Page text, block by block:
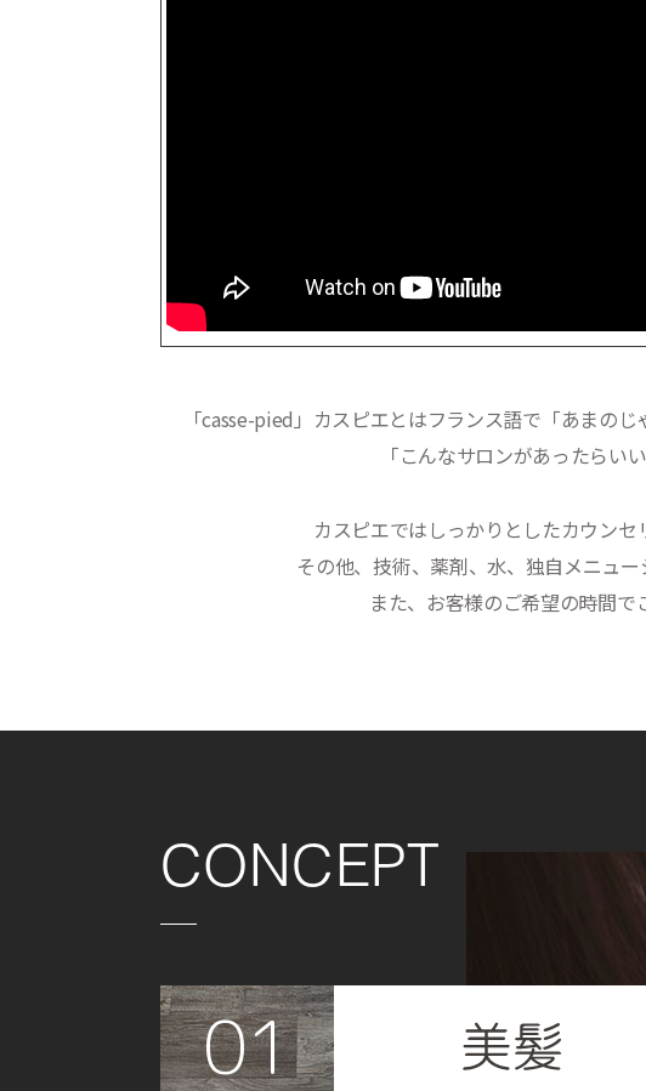
「casse-pied」カスピエとはフランス語で「あまの
「こんなサロンがあったらい
カスピエではしっかりとしたカウン
その他、技術、薬剤、水、独自メニュ
また、お客様のご希望の時間で
CONCEPT
01